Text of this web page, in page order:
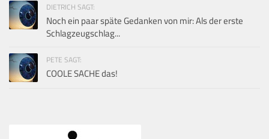
DIETRICH SAGT:
Noch ein paar späte Gedanken von mir: Als der erste
Schlagzeugschlag...
PETE SAGT:
COOLE SACHE das!